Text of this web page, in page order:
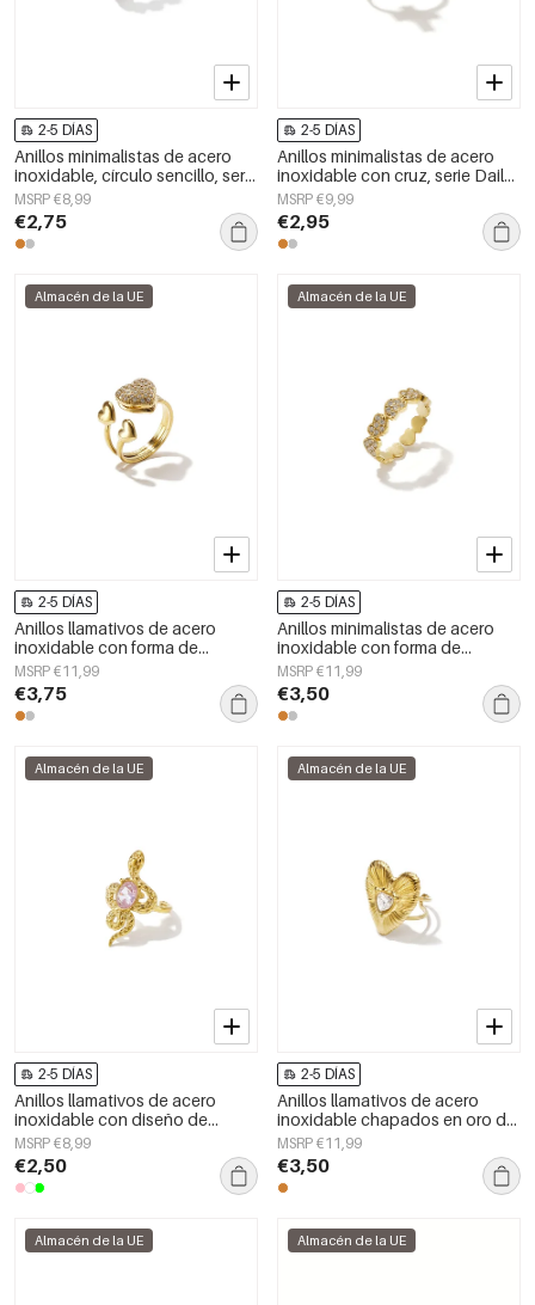
2-5 DÍAS
Anillos minimalistas de acero
inoxidable, círculo sencillo, serie
Daily Simple, joyería para mujer.
MSRP €8,99
€2,75
2-5 DÍAS
Anillos minimalistas de acero
inoxidable con cruz, serie Daily
Simple para mujer.
MSRP €9,99
€2,95
Almacén de la UE
2-5 DÍAS
Anillos llamativos de acero
inoxidable con forma de
corazón, de la serie Daily Simple
para mujer.
MSRP €11,99
€3,75
Almacén de la UE
2-5 DÍAS
Anillos minimalistas de acero
inoxidable con forma de
corazón, de la serie Daily Simple
para mujer.
MSRP €11,99
€3,50
Almacén de la UE
2-5 DÍAS
Anillos llamativos de acero
inoxidable con diseño de
serpiente, estilo clásico, ideales
para reuniones o fiestas.
Joyería de lujo para mujer.
MSRP €8,99
€2,50
Almacén de la UE
2-5 DÍAS
Anillos llamativos de acero
inoxidable chapados en oro de
14 quilates con forma de
corazón, de la serie Simple Daily
Simple para mujer.
MSRP €11,99
€3,50
Almacén de la UE Almacén de la UE